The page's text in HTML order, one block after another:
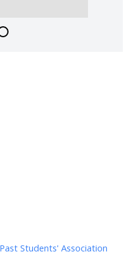
Students' Association